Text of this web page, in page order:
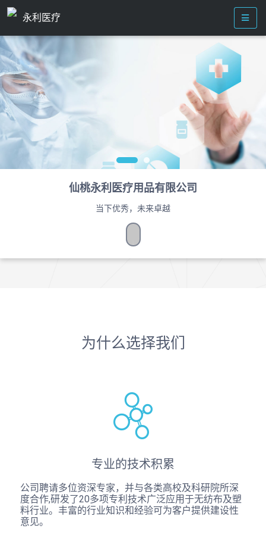
永利医疗
仙桃永利医疗用品有限公司
当下优秀，未来卓越
为什么选择我们
专业的技术积累
公司聘请多位资深专家，并与各类高校及科研院所深
度合作,研发了20多项专利技术广泛应用于无纺布及塑
料行业。丰富的行业知识和经验可为客户提供建设性
意见。